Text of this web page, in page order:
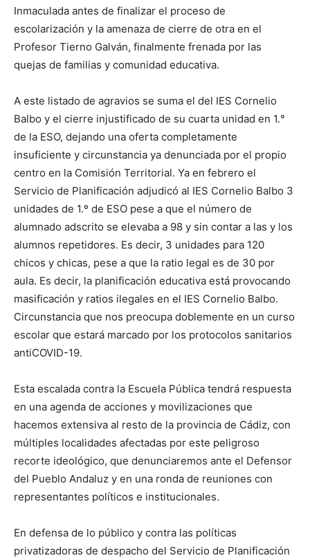
Inmaculada antes de finalizar el proceso de
escolarización y la amenaza de cierre de otra en el
Profesor Tierno Galván, finalmente frenada por las
quejas de familias y comunidad educativa.
A este listado de agravios se suma el del IES Cornelio
Balbo y el cierre injustificado de su cuarta unidad en 1.°
de la ESO, dejando una oferta completamente
insuficiente y circunstancia ya denunciada por el propio
centro en la Comisión Territorial. Ya en febrero el
Servicio de Planificación adjudicó al IES Cornelio Balbo 3
unidades de 1.º de ESO pese a que el número de
alumnado adscrito se elevaba a 98 y sin contar a las y los
alumnos repetidores. Es decir, 3 unidades para 120
chicos y chicas, pese a que la ratio legal es de 30 por
aula. Es decir, la planificación educativa está provocando
masificación y ratios ilegales en el IES Cornelio Balbo.
Circunstancia que nos preocupa doblemente en un curso
escolar que estará marcado por los protocolos sanitarios
antiCOVID-19.
Esta escalada contra la Escuela Pública tendrá respuesta
en una agenda de acciones y movilizaciones que
hacemos extensiva al resto de la provincia de Cádiz, con
múltiples localidades afectadas por este peligroso
recorte ideológico, que denunciaremos ante el Defensor
del Pueblo Andaluz y en una ronda de reuniones con
representantes políticos e institucionales.
En defensa de lo público y contra las políticas
privatizadoras de despacho del Servicio de Planificación